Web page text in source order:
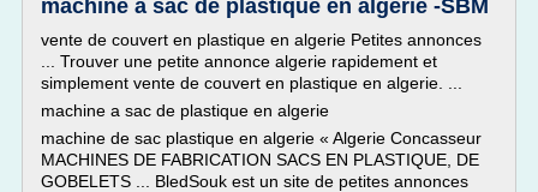
machine a sac de plastique en algerie -SBM
vente de couvert en plastique en algerie Petites annonces
... Trouver une petite annonce algerie rapidement et
simplement vente de couvert en plastique en algerie. ...
machine a sac de plastique en algerie
machine de sac plastique en algerie « Algerie Concasseur
MACHINES DE FABRICATION SACS EN PLASTIQUE, DE
GOBELETS ... BledSouk est un site de petites annonces